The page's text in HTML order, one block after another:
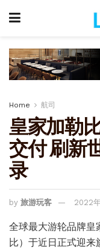
Home 航司
皇家加勒
交付 刷新
录
by 旅游玩客 2022
全球最大游轮品牌皇
比）于近日正式迎